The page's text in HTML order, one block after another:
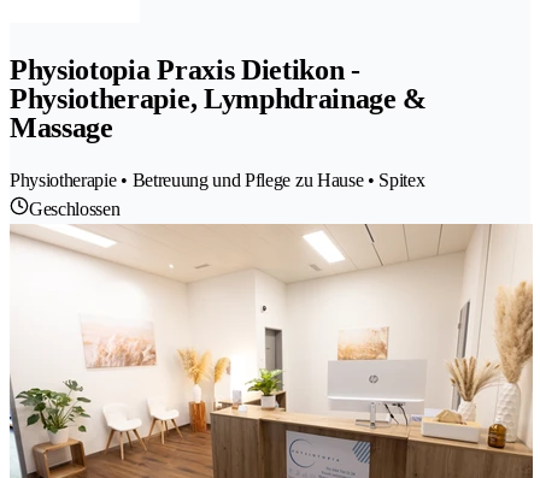
Physiotopia Praxis Dietikon -
Physiotherapie, Lymphdrainage &
Massage
Physiotherapie • Betreuung und Pflege zu Hause • Spitex
Geschlossen